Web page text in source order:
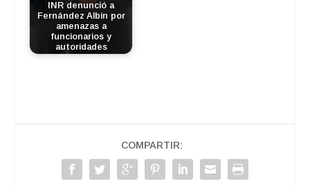
INR denunció a
Fernández Albín por
amenazas a
funcionarios y
autoridades
COMPARTIR: